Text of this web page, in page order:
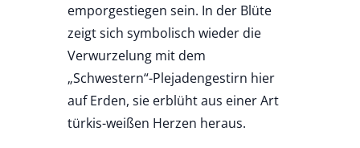
emporgestiegen sein. In der Blüte
zeigt sich symbolisch wieder die
Verwurzelung mit dem
„Schwestern“-Plejadengestirn hier
auf Erden, sie erblüht aus einer Art
türkis-weißen Herzen heraus.